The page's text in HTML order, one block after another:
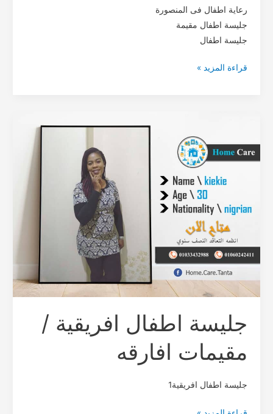
رعاية اطفال فى المنصورة
جليسة اطفال مقيمة
جليسة اطفال
قراءة المزيد »
جليسة اطفال افريقية /
مقيمات افارقه
جليسة اطفال افريقية1
افريقية
/
مقيمات